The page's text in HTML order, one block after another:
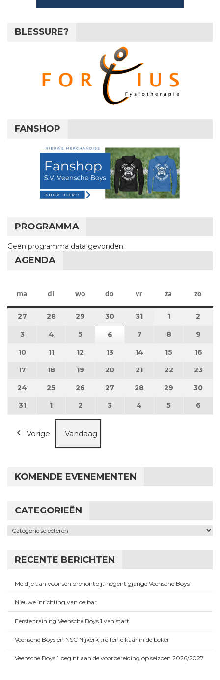
BLESSURE?
FANSHOP
PROGRAMMA
Geen programma data gevonden.
AGENDA
ma maandag
di dinsdag
wo woensdag
do donderdag
vr vrijdag
za zaterdag
zo
27 27 juli 2026
28 28 juli 2026
29 29 juli 2026
30 30 juli 2026
31 31 juli 2026
11 augustus
2
3 3 augustus 2026
4 4 augustus 2026
5 5 augustus 2026
6 6 augustus 2026
7 7 augustus 2026
8 8 augustus
9
10 10 augustus 2026
11 11 augustus 2026
12 12 augustus 2026
13 13 augustus 2026
14 14 augustus 2026
15 15 16
17 17 augustus 2026
18 18 augustus 2026
19 19 augustus 2026
20 20 augustus 2026
21 21 augustus 2026
22 22 23
24 24 augustus 2026
25 25 augustus 2026
26 26 augustus 2026
27 27 augustus 2026
28 28 augustus 2026
29 29 30
3131 augustus 2026
1 1 september 2026
2 2 september 2026
3 3 september 2026
4 4 september 2026
5 5 6
Vorige Vandaag
KOMENDE EVENEMENTEN
CATEGORIEËN
Categorieën
RECENTE BERICHTEN
Meld je aan voor seniorenontbijt negentigjarige Veensche Boys
Nieuwe inrichting van de bar
Eerste training Veensche Boys 1 van start
Veensche Boys en NSC Nijkerk treffen elkaar in de beker
Veensche Boys 1 begint aan de voorbereiding op seizoen 2026/2027